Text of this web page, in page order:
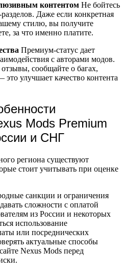
контентом Не бойтесь
Даже если конкретная
стилю, вы получите
за что именно платите.
Премиум-статус дает
с авторами модов.
сообщайте о багах,
улучшает качество контента
Mods Premium
и СНГ
региона существуют
стоит учитывать при оценке
санкции и ограничения
сложности с оплатой
из России и некоторых
использование
или посреднических
актуальные способы
Nexus Mods перед